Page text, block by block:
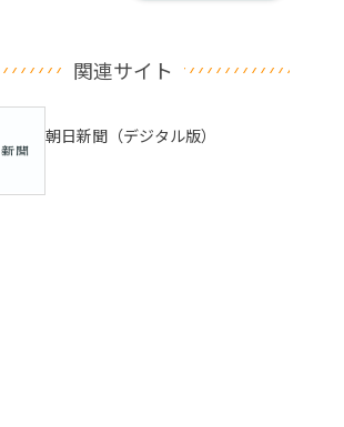
関連サイト
朝日新聞（デジタル版）